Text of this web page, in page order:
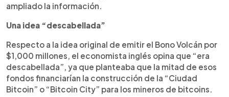
ampliado la información.
Una idea “descabellada”
Respecto a la idea original de emitir el Bono Volcán por
$1,000 millones, el economista inglés opina que “era
descabellada”, ya que planteaba que la mitad de esos
fondos financiarían la construcción de la “Ciudad
Bitcoin” o “Bitcoin City” para los mineros de bitcoins.